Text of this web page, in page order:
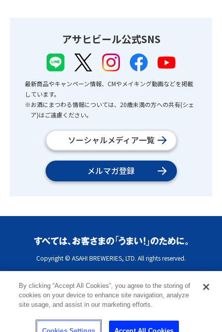
アサヒビール公式SNS
最新商品やキャンペーン情報、CMやメイキング動画などを掲載
しています。
※お酒にまつわる情報については、20歳未満の方への共有(シェ
ア)はご遠慮ください。
ソーシャルメディア一覧
メルマガ登録
Copyright © ASAHI BREWERIES, LTD. All rights reserved.
By clicking “Accept All Cookies”, you agree to the storing of
cookies on your device to enhance site navigation, analyze
site usage, and assist in our marketing efforts.